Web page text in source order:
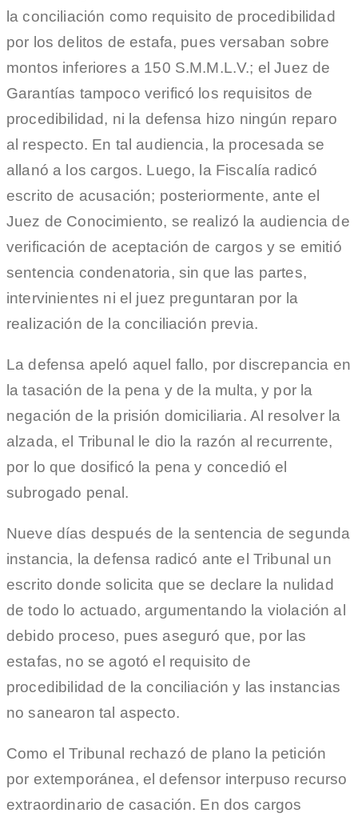
la conciliación como requisito de procedibilidad
por los delitos de estafa, pues versaban sobre
montos inferiores a 150 S.M.M.L.V.; el Juez de
Garantías tampoco verificó los requisitos de
procedibilidad, ni la defensa hizo ningún reparo
al respecto. En tal audiencia, la procesada se
allanó a los cargos. Luego, la Fiscalía radicó
escrito de acusación; posteriormente, ante el
Juez de Conocimiento, se realizó la audiencia de
verificación de aceptación de cargos y se emitió
sentencia condenatoria, sin que las partes,
intervinientes ni el juez preguntaran por la
realización de la conciliación previa.
La defensa apeló aquel fallo, por discrepancia en
la tasación de la pena y de la multa, y por la
negación de la prisión domiciliaria. Al resolver la
alzada, el Tribunal le dio la razón al recurrente,
por lo que dosificó la pena y concedió el
subrogado penal.
Nueve días después de la sentencia de segunda
instancia, la defensa radicó ante el Tribunal un
escrito donde solicita que se declare la nulidad
de todo lo actuado, argumentando la violación al
debido proceso, pues aseguró que, por las
estafas, no se agotó el requisito de
procedibilidad de la conciliación y las instancias
no sanearon tal aspecto.
Como el Tribunal rechazó de plano la petición
por extemporánea, el defensor interpuso recurso
extraordinario de casación. En dos cargos